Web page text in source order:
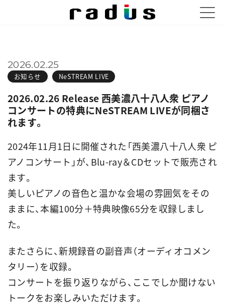
お知らせ NeSTREAM LIVE
2026.02.25
2026.02.26 Release 西美濃八十八人衆 ピアノ
コンサートの特典にNeSTREAM LIVEが同梱さ
れます。
2024年11月1日に開催された「西美濃八十八人衆 ピ
アノコンサート」が、Blu-ray＆CDセットで販売され
ます。
美しいピアノの音色と温かな会場の雰囲気をその
ままに、本編100分＋特典映像65分を収録しまし
た。
またさらに、新規録音の副音声（オーディオコメン
タリー）を収録。
コンサートを振り返りながら、ここでしか聞けない
トークをお楽しみいただけます。